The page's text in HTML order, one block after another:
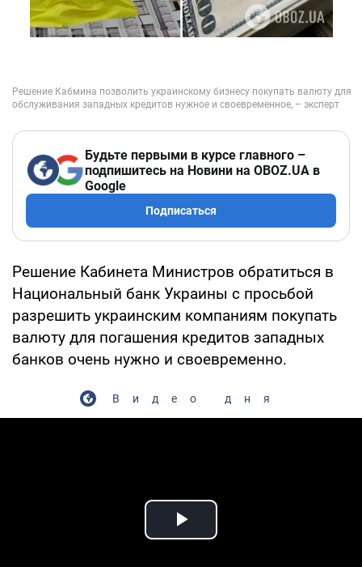
Будьте первыми в курсе главного –
подпишитесь на Новини на OBOZ.UA в
Google
Подписаться
Решение Кабинета Министров обратиться в
Национальный банк Украины с просьбой
разрешить украинским компаниям покупать
валюту для погашения кредитов западных
банков очень нужно и своевременно.
Видео дня
Play Video